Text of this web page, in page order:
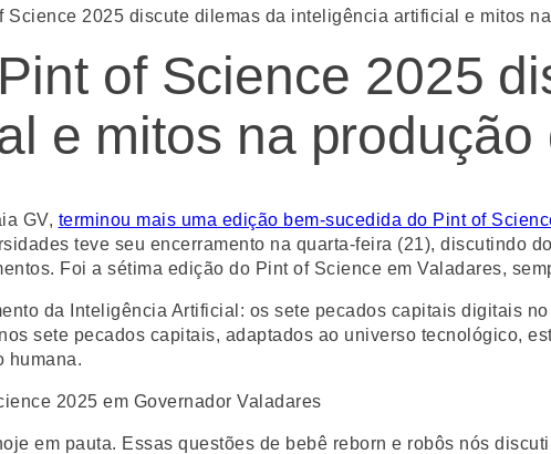
Science 2025 discute dilemas da inteligência artificial e mitos
of Science 2025
e mitos na
GV, terminou mais uma edição bem-sucedida do Pint of
teve seu encerramento na quarta-feira (21), discutindo
Foi a sétima edição do Pint of Science em Valadares,
da Inteligência Artificial: os sete pecados capitais digitais
sete pecados capitais, adaptados ao universo tecnológico,
humana.
em pauta. Essas questões de bebê reborn e robôs nós